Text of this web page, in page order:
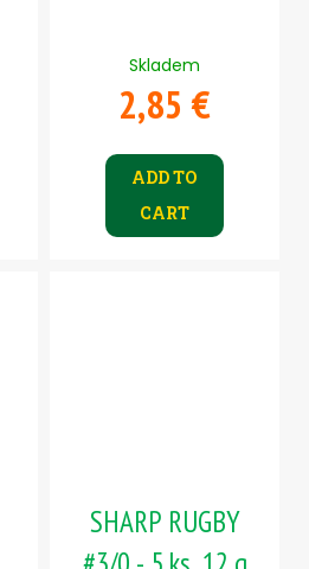
Skladem
2,85 €
ADD TO
CART
SHARP RUGBY